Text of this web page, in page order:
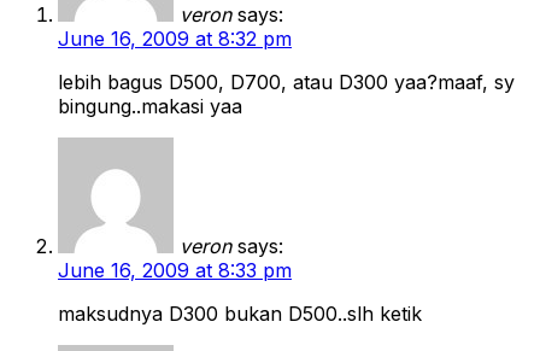
veron says:
June 16, 2009 at 8:32 pm
lebih bagus D500, D700, atau D300 yaa?maaf, sy
bingung..makasi yaa
veron says:
June 16, 2009 at 8:33 pm
maksudnya D300 bukan D500..slh ketik